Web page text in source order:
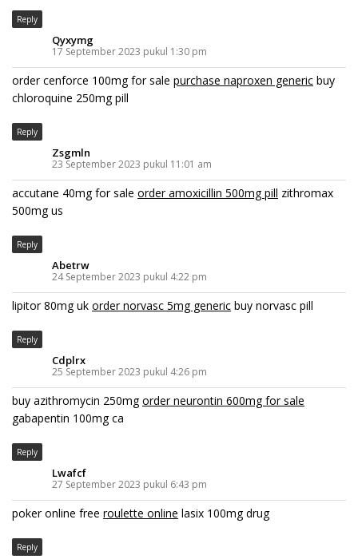
Reply
Qyxymg
17 September 2023 pukul 1:30 pm
order cenforce 100mg for sale purchase naproxen generic buy
chloroquine 250mg pill
Reply
Zsgmln
23 September 2023 pukul 11:01 am
accutane 40mg for sale order amoxicillin 500mg pill zithromax
500mg us
Reply
Abetrw
24 September 2023 pukul 4:22 pm
lipitor 80mg uk order norvasc 5mg generic buy norvasc pill
Reply
Cdplrx
25 September 2023 pukul 4:26 pm
buy azithromycin 250mgorder neurontin 600mg for sale
gabapentin 100mg ca
Reply
Lwafcf
27 September 2023 pukul 6:43 pm
poker online free roulette online lasix 100mg drug
Reply